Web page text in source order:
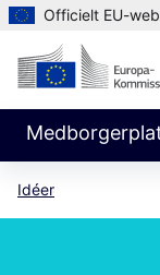
Officielt EU-
Idéer